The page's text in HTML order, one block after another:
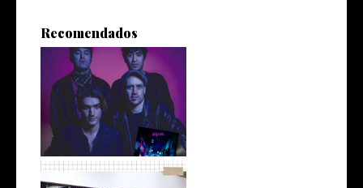
Recomendados
The Otherness, de Comodoro
y del mu...